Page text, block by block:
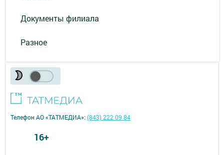
Документы филиала
Разное
Телефон АО «ТАТМЕДИА»:(843) 222 09 84
16+